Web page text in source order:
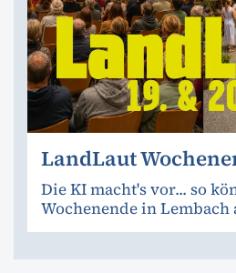
LandLaut
Die KI macht's vor... so
Wochenende in Lembach